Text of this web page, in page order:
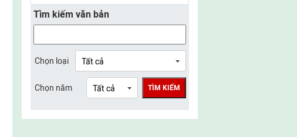
UBMTTQ Việt Nam tỉnh Nghệ An
UBMTTQ Việt Nam tỉnh Lào Cai
UBMTTQ Việt Nam tỉnh Thái Nguyên
Tìm kiếm văn bản
Chọn loại
Chọn năm TÌM KIẾM